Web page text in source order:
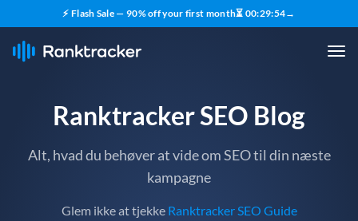
⚡ Flash Sale — 90% off your first month⏳ 00:29:54→
Ranktracker SEO Blog
Alt, hvad du behøver at vide om SEO til din næste
kampagne
Glem ikke at tjekke Ranktracker SEO Guide